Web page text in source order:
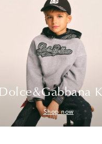
Dolce&Gabbana
Shop now